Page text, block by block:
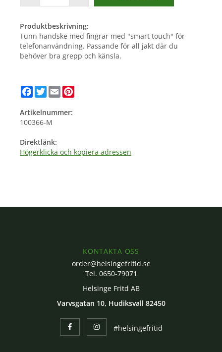
Produktbeskrivning:
Tunn handske med fingrar med "smart touch" för
telefonanvändning. Passande för all jakt där du
behöver bra grepp och känsla.
Facebook
Twitter
Email
Artikelnummer:
100366-M
Direktlänk:
Högerklicka och kopiera adressen
KONTAKTA OSS
order@helsingefritid.se
Tel. 0650-79071
Helsinge Fritd AB
Varvsgatan 10, Hudiksvall 82450
#helsingefritid